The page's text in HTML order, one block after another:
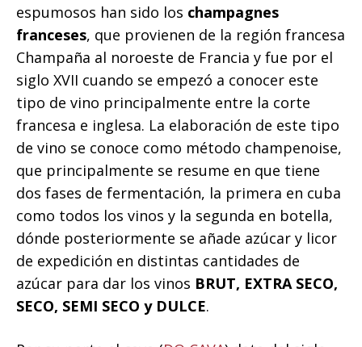
espumosos han sido los champagnes
franceses, que provienen de la región francesa
Champaña al noroeste de Francia y fue por el
siglo XVII cuando se empezó a conocer este
tipo de vino principalmente entre la corte
francesa e inglesa. La elaboración de este tipo
de vino se conoce como método champenoise,
que principalmente se resume en que tiene
dos fases de fermentación, la primera en cuba
como todos los vinos y la segunda en botella,
dónde posteriormente se añade azúcar y licor
de expedición en distintas cantidades de
azúcar para dar los vinos BRUT, EXTRA SECO,
SECO, SEMI SECO y DULCE.